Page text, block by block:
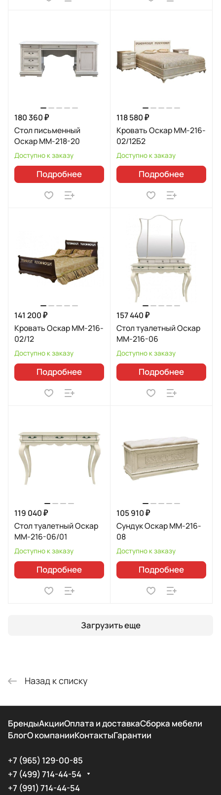
180 360 ₽
Стол письменный
Оскар ММ-218-20
Доступно к заказу
Подробнее
118 580 ₽
Кровать Оскар ММ-216-
02/12Б2
Доступно к заказу
Подробнее
141 200 ₽
Кровать Оскар ММ-216-
02/12
Доступно к заказу
Подробнее
157 440 ₽
Стол туалетный Оскар
ММ-216-06
Доступно к заказу
Подробнее
119 040 ₽
Стол туалетный Оскар
ММ-216-06/01
Доступно к заказу
Подробнее
105 910 ₽
Сундук Оскар ММ-216-
08
Доступно к заказу
Подробнее
Загрузить еще
Назад к списку
БрендыАкцииОплата и доставкаСборка мебели
БлогО компанииКонтактыГарантии
+7 (965) 129-00-85
+7 (499) 714-44-54
+7 (991) 714-44-54